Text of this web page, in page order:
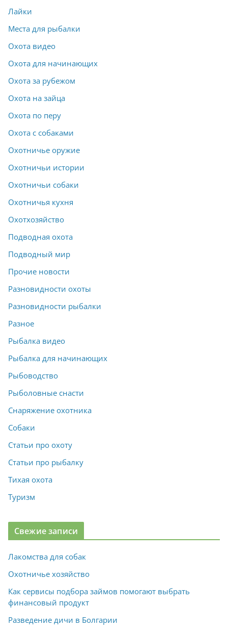
Лайки
Места для рыбалки
Охота видео
Охота для начинающих
Охота за рубежом
Охота на зайца
Охота по перу
Охота с собаками
Охотничье оружие
Охотничьи истории
Охотничьи собаки
Охотничья кухня
Охотхозяйство
Подводная охота
Подводный мир
Прочие новости
Разновидности охоты
Разновидности рыбалки
Разное
Рыбалка видео
Рыбалка для начинающих
Рыбоводство
Рыболовные снасти
Снаряжение охотника
Собаки
Статьи про охоту
Статьи про рыбалку
Тихая охота
Туризм
Свежие записи
Лакомства для собак
Охотничье хозяйство
Как сервисы подбора займов помогают выбрать
финансовый продукт
Разведение дичи в Болгарии